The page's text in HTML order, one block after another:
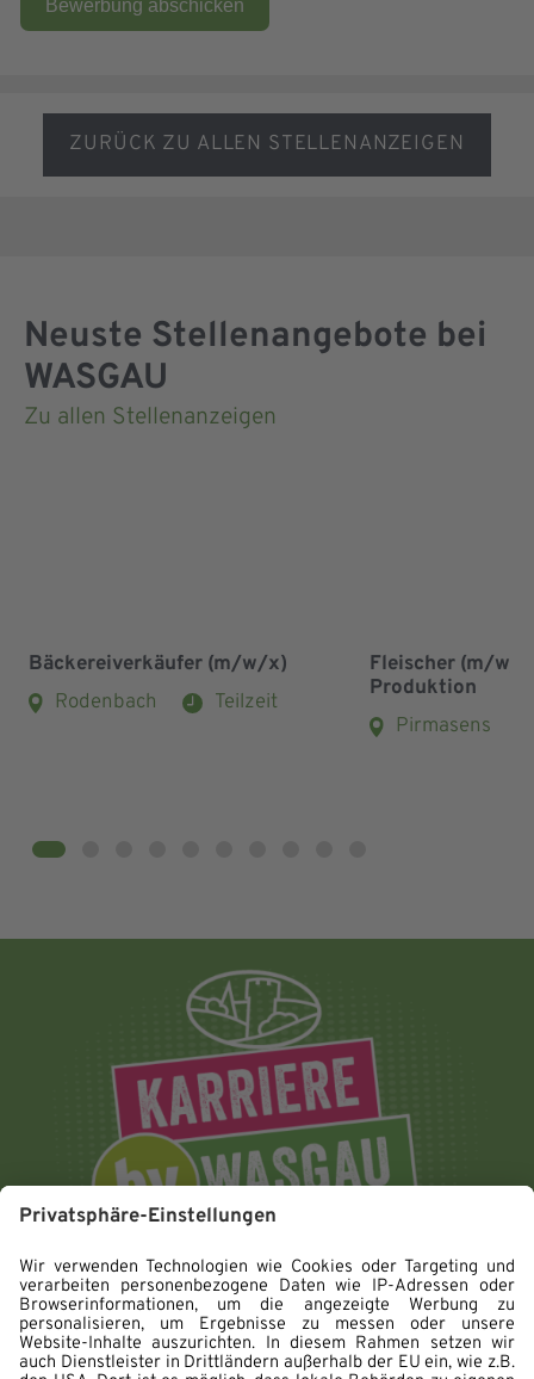
Bewerbung abschicken
ZURÜCK ZU ALLEN STELLENANZEIGEN
Neuste Stellenangebote bei
WASGAU
Zu allen Stellenanzeigen
Bäckereiverkäufer (m/w/x)
Rodenbach
Teilzeit
Fleischer (m/w/
Produktion
Pirmasens